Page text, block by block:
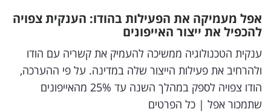
דיגיטל
וטק
שיווק
ופרסום
אפל מעמיקה את הפעילות בהודו: הענקית צפויה
להכפיל את ייצור האייפונים
ענקית הטכנולוגיה ממשיכה להעמיק את קשריה עם הודו
ולהרחיב את פעילות הייצור שלה במדינה. על פי ההערכה,
הודו צפויה לספק במהלך השנה עד 25% מהאייפונים
שתמכור אפל | כל הפרטים